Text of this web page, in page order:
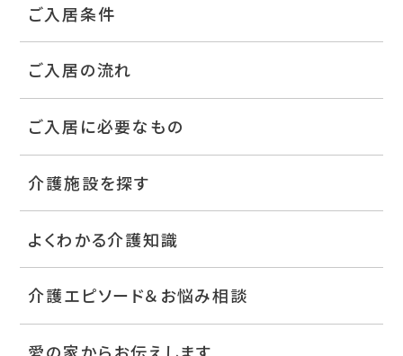
ご入居条件
ご入居の流れ
ご入居に必要なもの
介護施設を探す
よくわかる介護知識
介護エピソード＆お悩み相談